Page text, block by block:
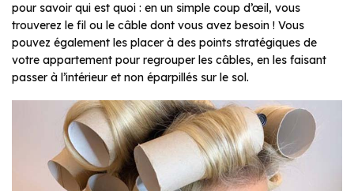
pour savoir qui est quoi : en un simple coup d’œil, vous
trouverez le fil ou le câble dont vous avez besoin ! Vous
pouvez également les placer à des points stratégiques de
votre appartement pour regrouper les câbles, en les faisant
passer à l’intérieur et non éparpillés sur le sol.